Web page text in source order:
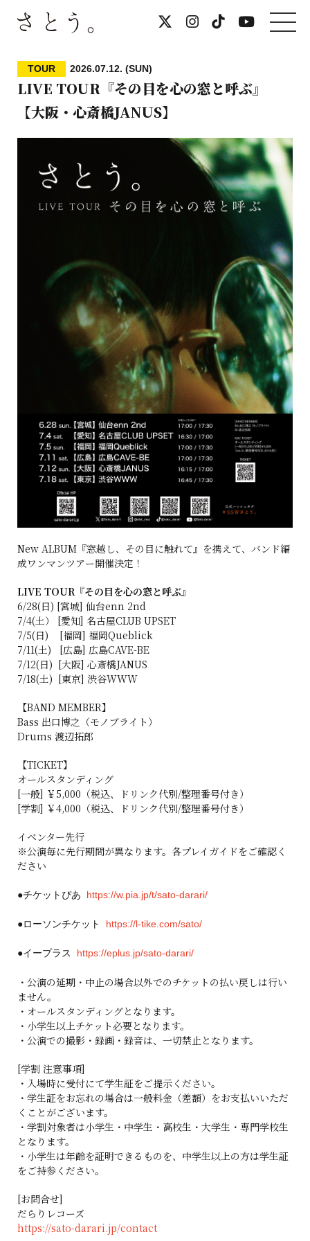
TOUR 2026.07.12. (SUN)
LIVE TOUR『その目を心の窓と呼ぶ』
【大阪・心斎橋JANUS】
New ALBUM『窓越し、その目に触れて』を携えて、バンド編
成ワンマンツアー開催決定！
LIVE TOUR『その目を心の窓と呼ぶ』
6/28(日) [宮城] 仙台enn 2nd
7/4(土） [愛知] 名古屋CLUB UPSET
7/5(日) [福岡] 福岡Queblick
7/11(土) [広島] 広島CAVE-BE
7/12(日) [大阪] 心斎橋JANUS
7/18(土) [東京] 渋谷WWW
【BAND MEMBER】
Bass 出口博之（モノブライト）
Drums 渡辺拓郎
【TICKET】
オールスタンディング
[一般] ￥5,000（税込、ドリンク代別/整理番号付き）
[学割] ￥4,000（税込、ドリンク代別/整理番号付き）
イベンター先行
※公演毎に先行期間が異なります。各プレイガイドをご確認く
ださい
●チケットぴあ https://w.pia.jp/t/sato-darari/
●ローソンチケット https://l-tike.com/sato/
●イープラス https://eplus.jp/sato-darari/
・公演の延期・中止の場合以外でのチケットの払い戻しは行い
ません。
・オールスタンディングとなります。
・小学生以上チケット必要となります。
・公演での撮影・録画・録音は、一切禁止となります。
[学割 注意事項]
・入場時に受付にて学生証をご提示ください。
・学生証をお忘れの場合は一般料金（差額）をお支払いいただ
くことがございます。
・学割対象者は小学生・中学生・高校生・大学生・専門学校生
となります。
・小学生は年齢を証明できるものを、中学生以上の方は学生証
をご持参ください。
[お問合せ]
だらりレコーズ
https://sato-darari.jp/contact